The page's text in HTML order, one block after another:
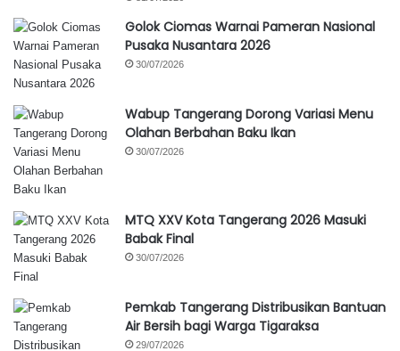
Golok Ciomas Warnai Pameran Nasional
Pusaka Nusantara 2026
30/07/2026
Wabup Tangerang Dorong Variasi Menu
Olahan Berbahan Baku Ikan
30/07/2026
MTQ XXV Kota Tangerang 2026 Masuki
Babak Final
30/07/2026
Pemkab Tangerang Distribusikan Bantuan
Air Bersih bagi Warga Tigaraksa
29/07/2026